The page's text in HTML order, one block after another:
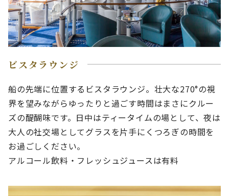
ビスタラウンジ
船の先端に位置するビスタラウンジ。壮大な270°の視
界を望みながらゆったりと過ごす時間はまさにクルー
ズの醍醐味です。日中はティータイムの場として、夜は
大人の社交場としてグラスを片手にくつろぎの時間を
お過ごしください。
アルコール飲料・フレッシュジュースは有料